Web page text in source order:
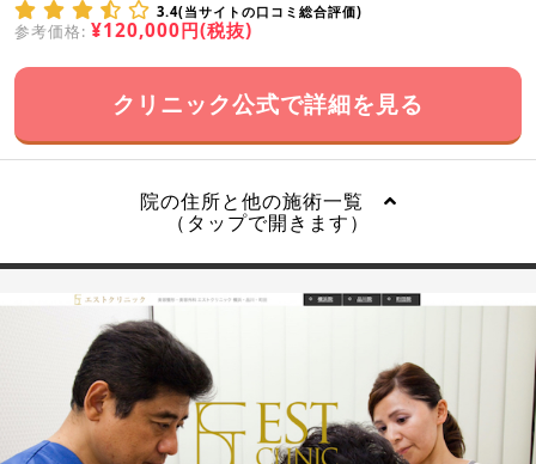
3.4(当サイトの口コミ総合評価)
参考価格: ¥120,000円(税抜)
クリニック公式で詳細を見る
院の住所と他の施術一覧
（タップで開きます）